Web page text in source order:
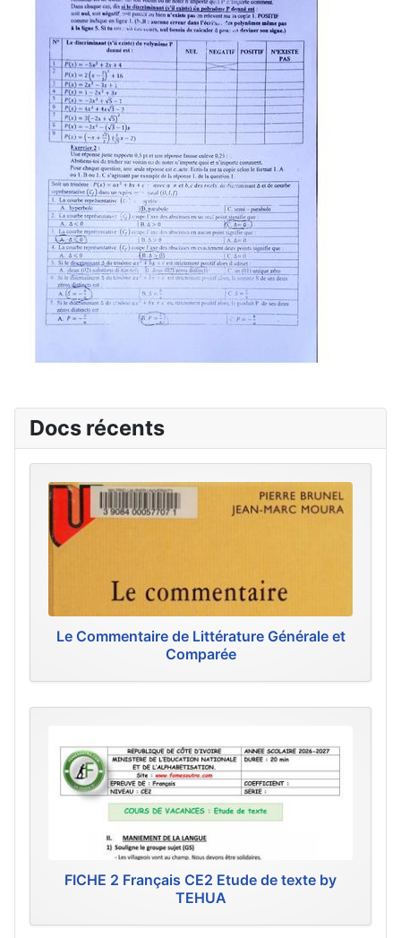
Docs récents
Le Commentaire de Littérature Générale et
Comparée
FICHE 2 Français CE2 Etude de texte by
TEHUA